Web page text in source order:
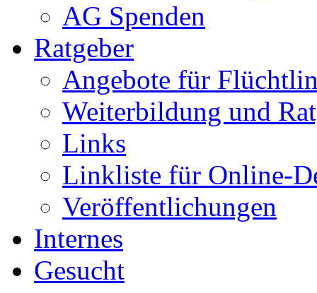
AG Spenden
Ratgeber
Angebote für
Weiterbildung und
Links
Linkliste für Online-
Veröffentlichungen
Internes
Gesucht